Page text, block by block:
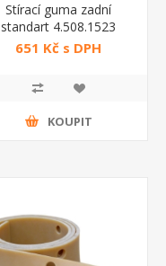
Stírací guma zadní
standart 4.508.1523
651 Kč s DPH
KOUPIT